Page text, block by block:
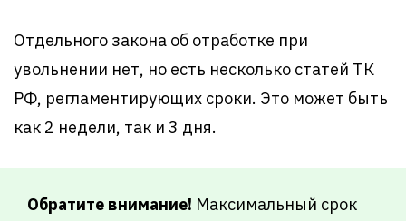
Отдельного закона об отработке при
увольнении нет, но есть несколько статей ТК
РФ, регламентирующих сроки. Это может быть
как 2 недели, так и 3 дня.
Обратите внимание! Максимальный срок